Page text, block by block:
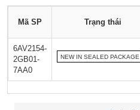
Mã SP Trạng thái
6AV2154-
2GB01-
7AA0
NEW IN SEALED PACKAGE